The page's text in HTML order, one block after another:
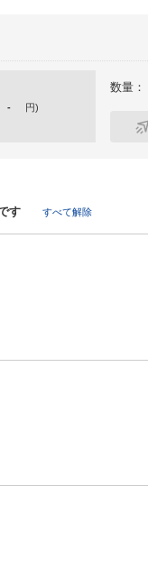
- 円)
数量：
す すべて解除